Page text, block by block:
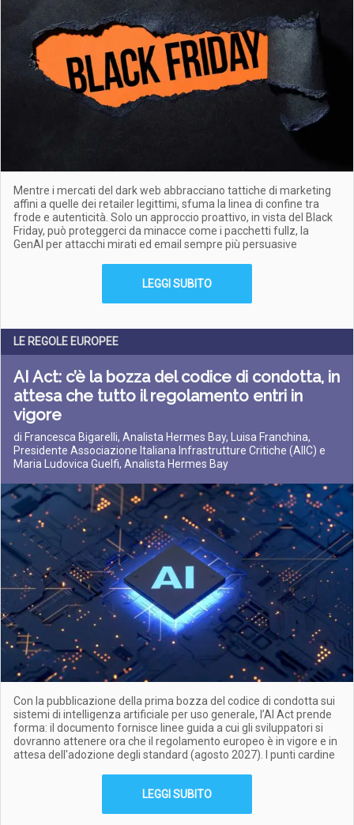
Mentre i mercati del dark web abbracciano tattiche di marketing
affini a quelle dei retailer legittimi, sfuma la linea di confine tra
frode e autenticità. Solo un approccio proattivo, in vista del Black
Friday, può proteggerci da minacce come i pacchetti fullz, la
GenAI per attacchi mirati ed email sempre più persuasive
LEGGI SUBITO
LE REGOLE EUROPEE
AI Act: c’è la bozza del codice di condotta, in
attesa che tutto il regolamento entri in
vigore
di Francesca Bigarelli, Analista Hermes Bay, Luisa Franchina,
Presidente Associazione Italiana Infrastrutture Critiche (AIIC) e
Maria Ludovica Guelfi, Analista Hermes Bay
Con la pubblicazione della prima bozza del codice di condotta sui
sistemi di intelligenza artificiale per uso generale, l’AI Act prende
forma: il documento fornisce linee guida a cui gli sviluppatori si
dovranno attenere ora che il regolamento europeo è in vigore e in
attesa dell'adozione degli standard (agosto 2027). I punti cardine
LEGGI SUBITO